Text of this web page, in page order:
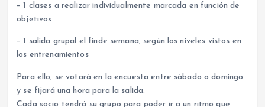
– 1 clases a realizar individualmente marcada en función de
objetivos
– 1 salida grupal el finde semana, según los niveles vistos en
los entrenamientos
Para ello, se votará en la encuesta entre sábado o domingo
y se fijará una hora para la salida.
Cada socio tendrá su grupo para poder ir a un ritmo que